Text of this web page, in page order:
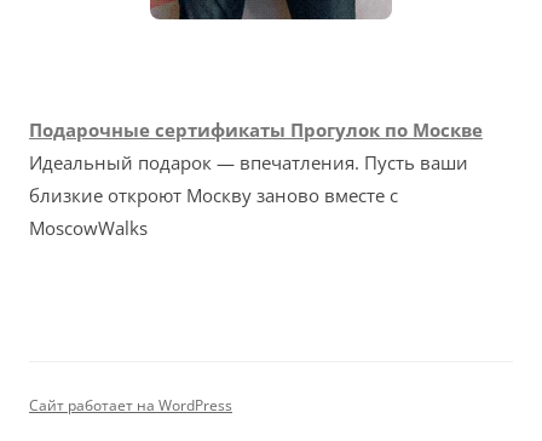
Подарочные сертификаты Прогулок по Москве
Идеальный подарок — впечатления. Пусть ваши
близкие откроют Москву заново вместе с
MoscowWalks
Сайт работает на WordPress